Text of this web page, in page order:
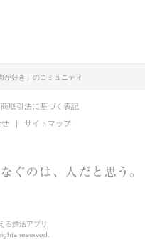
が好き」のコミュニティ
取引法に基づく表記
せ サイトマップ
る婚活アプリ
reserved.